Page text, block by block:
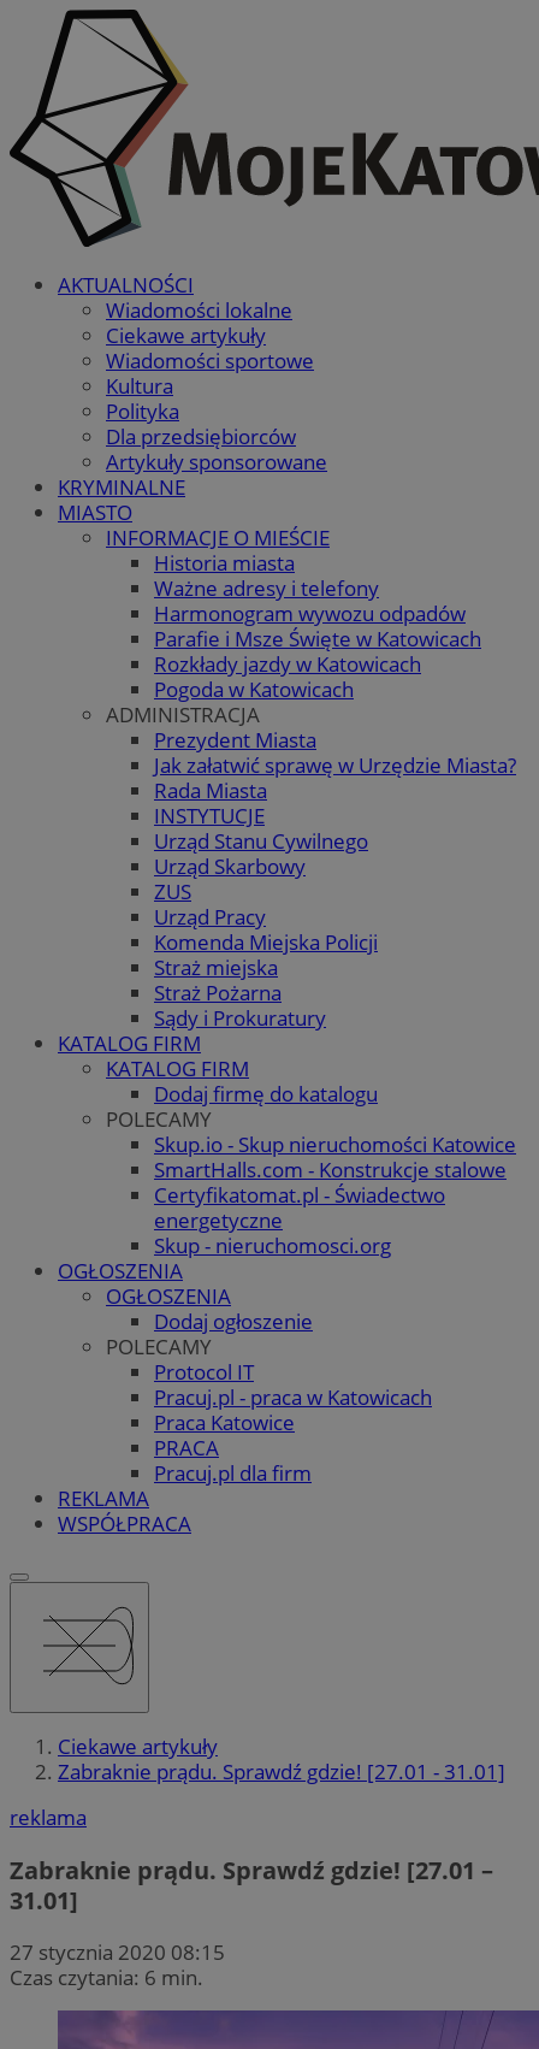
AKTUALNOŚCI
Wiadomości lokalne
Ciekawe artykuły
Wiadomości sportowe
Kultura
Polityka
Dla przedsiębiorców
Artykuły sponsorowane
KRYMINALNE
MIASTO
INFORMACJE O MIEŚCIE
Historia miasta
Ważne adresy i telefony
Harmonogram wywozu odpadów
Parafie i Msze Święte w Katowicach
Rozkłady jazdy w Katowicach
Pogoda w Katowicach
ADMINISTRACJA
Prezydent Miasta
Jak załatwić sprawę w Urzędzie Miasta?
Rada Miasta
INSTYTUCJE
Urząd Stanu Cywilnego
Urząd Skarbowy
ZUS
Urząd Pracy
Komenda Miejska Policji
Straż miejska
Straż Pożarna
Sądy i Prokuratury
KATALOG FIRM
KATALOG FIRM
Dodaj firmę do katalogu
POLECAMY
Skup.io - Skup nieruchomości Katowice
SmartHalls.com - Konstrukcje stalowe
Certyfikatomat.pl - Świadectwo
energetyczne
Skup - nieruchomosci.org
OGŁOSZENIA
OGŁOSZENIA
Dodaj ogłoszenie
POLECAMY
Protocol IT
Pracuj.pl - praca w Katowicach
Praca Katowice
PRACA
Pracuj.pl dla firm
REKLAMA
WSPÓŁPRACA
Ciekawe artykuły
Zabraknie prądu. Sprawdź gdzie! [27.01 - 31.01]
reklama
Zabraknie prądu. Sprawdź gdzie! [27.01 –
31.01]
27 stycznia 2020 08:15
Czas czytania: 6 min.